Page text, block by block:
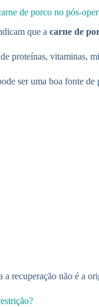
de porco no pós-
que a carne de
proteínas, vitaminas,
ser uma boa fonte
a recuperação não é a